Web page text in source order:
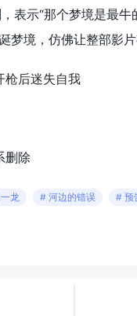
表示“那个梦境是最
梦境，仿佛让整部影
删除
龙 # 河边的错误 # 预